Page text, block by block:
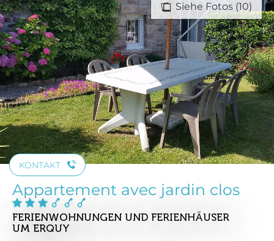
Siehe Fotos (10)
KONTAKT
Appartement avec jardin clos
FERIENWOHNUNGEN UND FERIENHÄUSER
UM ERQUY